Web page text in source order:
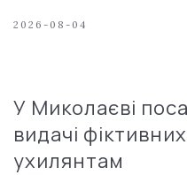
2026-08-04
У Миколаєві
видачі
ухилянтам